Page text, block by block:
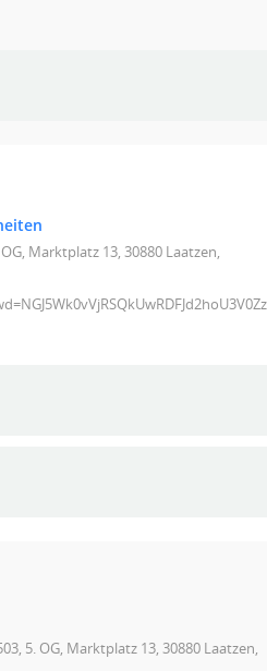
Marktplatz 13, 30880 Laatzen,
5. OG, Marktplatz 13, 30880 Laatzen,